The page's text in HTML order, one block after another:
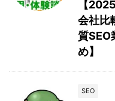
【
会社比
質SEO
め】
SEO